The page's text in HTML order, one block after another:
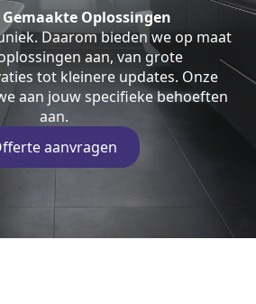
Oplossingen
Daarom bieden we op maat
aan, van grote
tot kleinere updates. Onze
aan jouw specifieke behoeften
aan.
aanvragen